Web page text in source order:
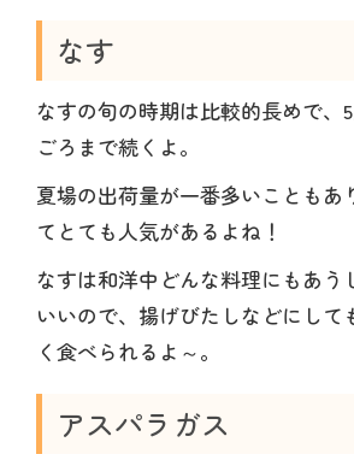
なす
なすの旬の時期は比較的長めで、
ごろまで続くよ。
夏場の出荷量が一番多いこともあ
てとても人気があるよね！
なすは和洋中どんな料理にもあう
いいので、揚げびたしなどにして
く食べられるよ～。
アスパラガス